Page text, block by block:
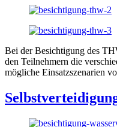
Bei der Besichtigung des
den Teilnehmern die
mögliche Einsatzszenarien